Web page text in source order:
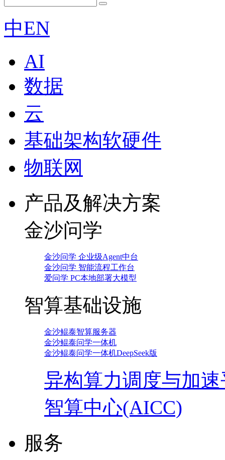
中EN
AI
数据
云
基础架构软硬件
物联网
产品及解决方案
金沙问学
金沙问学 企业级Agent中台
金沙问学 智能流程工作台
爱问学 PC本地部署大模型
智算基础设施
金沙鲲泰智算服务器
金沙鲲泰问学一体机
金沙鲲泰问学一体机DeepSeek版
异构算力调度与加
智算中心(AICC)
服务